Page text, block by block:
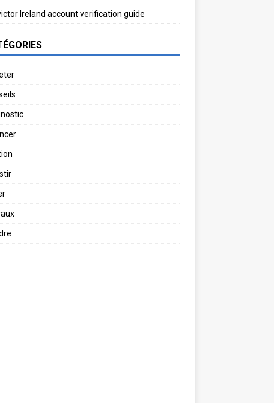
Ireland account verification guide